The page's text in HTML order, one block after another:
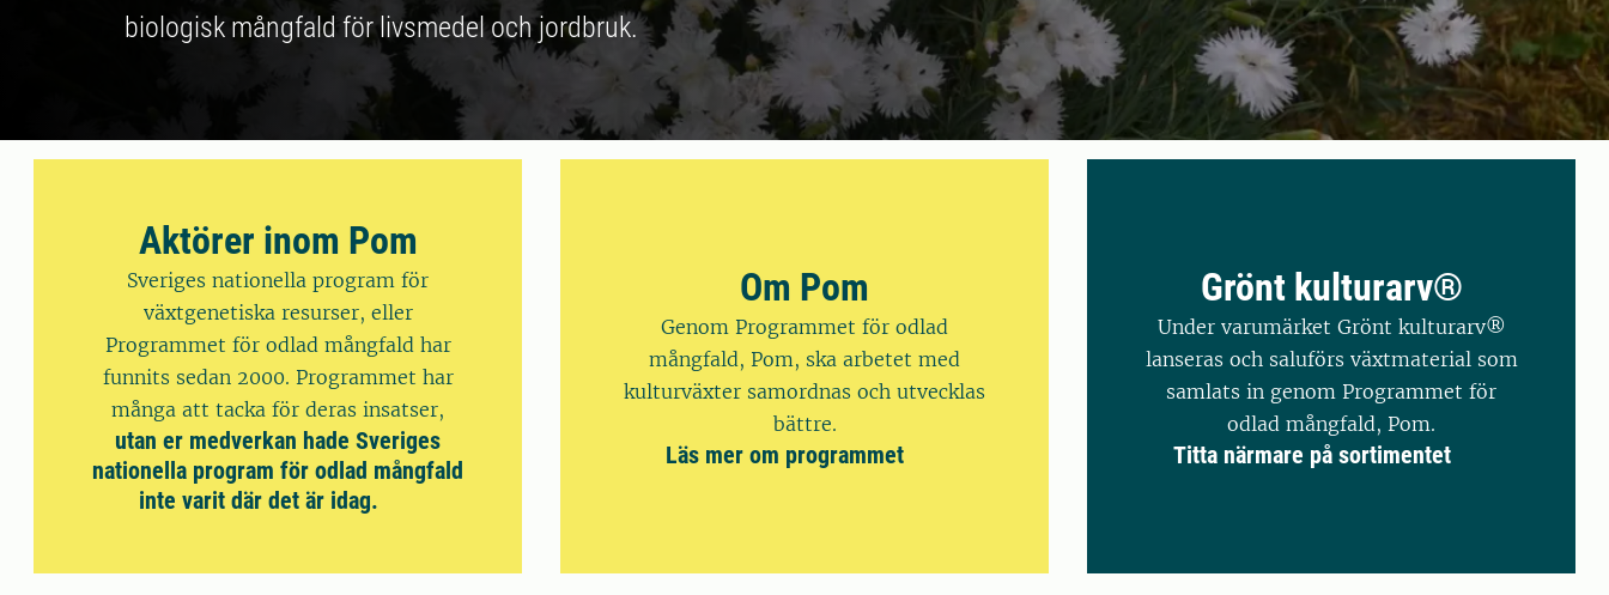
biologisk mångfald för livsmedel och jordbruk.
Aktörer inom Pom
Sveriges nationella program för
växtgenetiska resurser, eller
Programmet för odlad mångfald har
funnits sedan 2000. Programmet har
många att tacka för deras insatser,
utan er medverkan hade Sveriges
nationella program för odlad mångfald
inte varit där det är idag.
Om Pom
Genom Programmet för odlad
mångfald, Pom, ska arbetet med
kulturväxter samordnas och utvecklas
bättre.
Läs mer om programmet
Grönt kulturarv®
Under varumärket Grönt kulturarv®
lanseras och saluförs växtmaterial som
samlats in genom Programmet för
odlad mångfald, Pom.
Titta närmare på sortimentet